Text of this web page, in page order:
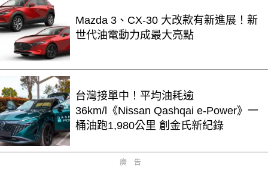
Mazda 3、CX-30 大改款有新進展！新
世代油電動力成最大亮點
台灣接單中！平均油耗逾
36km/l《Nissan Qashqai e-Power》一
桶油跑1,980公里 創金氏新紀錄
廣告